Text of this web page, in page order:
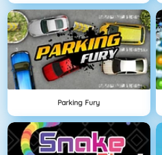
Parking Fury